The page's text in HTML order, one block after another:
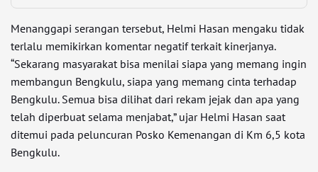
Menanggapi serangan tersebut, Helmi Hasan mengaku tidak
terlalu memikirkan komentar negatif terkait kinerjanya.
“Sekarang masyarakat bisa menilai siapa yang memang ingin
membangun Bengkulu, siapa yang memang cinta terhadap
Bengkulu. Semua bisa dilihat dari rekam jejak dan apa yang
telah diperbuat selama menjabat,” ujar Helmi Hasan saat
ditemui pada peluncuran Posko Kemenangan di Km 6,5 kota
Bengkulu.